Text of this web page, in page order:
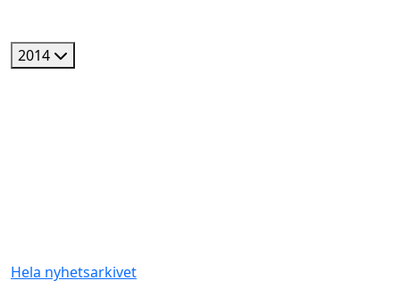
2014
Hela nyhetsarkivet